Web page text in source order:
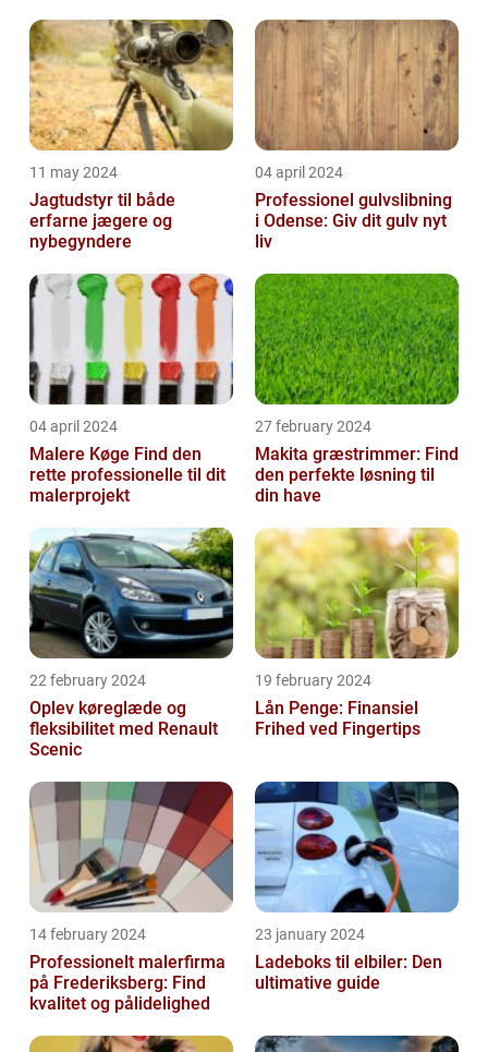
11 may 2024
Jagtudstyr til både
erfarne jægere og
nybegyndere
04 april 2024
Professionel gulvslibning
i Odense: Giv dit gulv nyt
liv
04 april 2024
Malere Køge Find den
rette professionelle til dit
malerprojekt
27 february 2024
Makita græstrimmer: Find
den perfekte løsning til
din have
22 february 2024
Oplev køreglæde og
fleksibilitet med Renault
Scenic
19 february 2024
Lån Penge: Finansiel
Frihed ved Fingertips
14 february 2024
Professionelt malerfirma
på Frederiksberg: Find
kvalitet og pålidelighed
23 january 2024
Ladeboks til elbiler: Den
ultimative guide